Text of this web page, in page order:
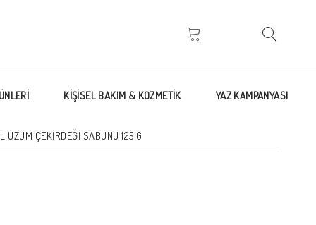
KİŞİSEL BAKIM & KOZMETİK YAZ KAMPANYASI
ÜZÜM ÇEKIRDEĞI SABUNU 125 G